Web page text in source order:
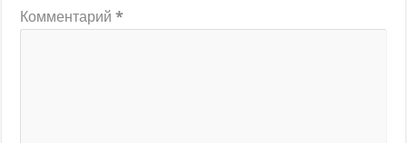
Комментарий*